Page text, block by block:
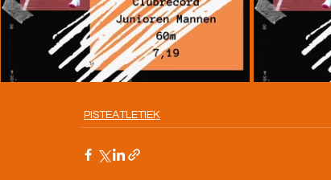
PISTEATLETIEK